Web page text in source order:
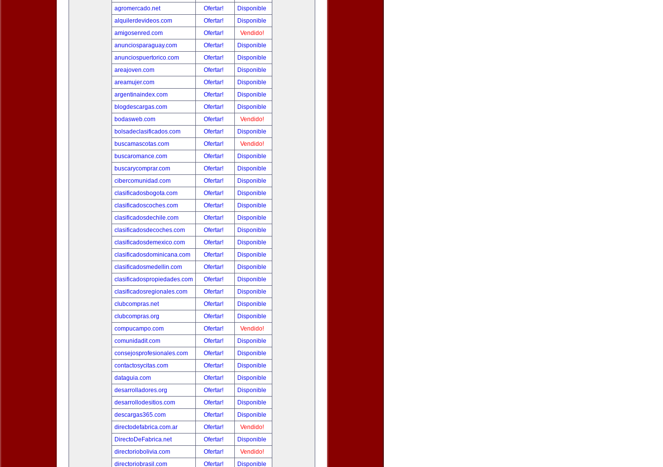
agromercado.net
Ofertar!
Disponible
alquilerdevideos.com
Ofertar!
Disponible
amigosenred.com
Ofertar!
Vendido!
anunciosparaguay.com
Ofertar!
Disponible
anunciospuertorico.com
Ofertar!
Disponible
areajoven.com
Ofertar!
Disponible
areamujer.com
Ofertar!
Disponible
argentinaindex.com
Ofertar!
Disponible
blogdescargas.com
Ofertar!
Disponible
bodasweb.com
Ofertar!
Vendido!
bolsadeclasificados.com
Ofertar!
Disponible
buscamascotas.com
Ofertar!
Vendido!
buscaromance.com
Ofertar!
Disponible
buscarycomprar.com
Ofertar!
Disponible
cibercomunidad.com
Ofertar!
Disponible
clasificadosbogota.com
Ofertar!
Disponible
clasificadoscoches.com
Ofertar!
Disponible
clasificadosdechile.com
Ofertar!
Disponible
clasificadosdecoches.com
Ofertar!
Disponible
clasificadosdemexico.com
Ofertar!
Disponible
clasificadosdominicana.com
Ofertar!
Disponible
clasificadosmedellin.com
Ofertar!
Disponible
clasificadospropiedades.com
Ofertar!
Disponible
clasificadosregionales.com
Ofertar!
Disponible
clubcompras.net
Ofertar!
Disponible
clubcompras.org
Ofertar!
Disponible
compucampo.com
Ofertar!
Vendido!
comunidadit.com
Ofertar!
Disponible
consejosprofesionales.com
Ofertar!
Disponible
contactosycitas.com
Ofertar!
Disponible
dataguia.com
Ofertar!
Disponible
desarrolladores.org
Ofertar!
Disponible
desarrollodesitios.com
Ofertar!
Disponible
descargas365.com
Ofertar!
Disponible
directodefabrica.com.ar
Ofertar!
Vendido!
DirectoDeFabrica.net
Ofertar!
Disponible
directoriobolivia.com
Ofertar!
Vendido!
directoriobrasil.com
Ofertar!
Disponible